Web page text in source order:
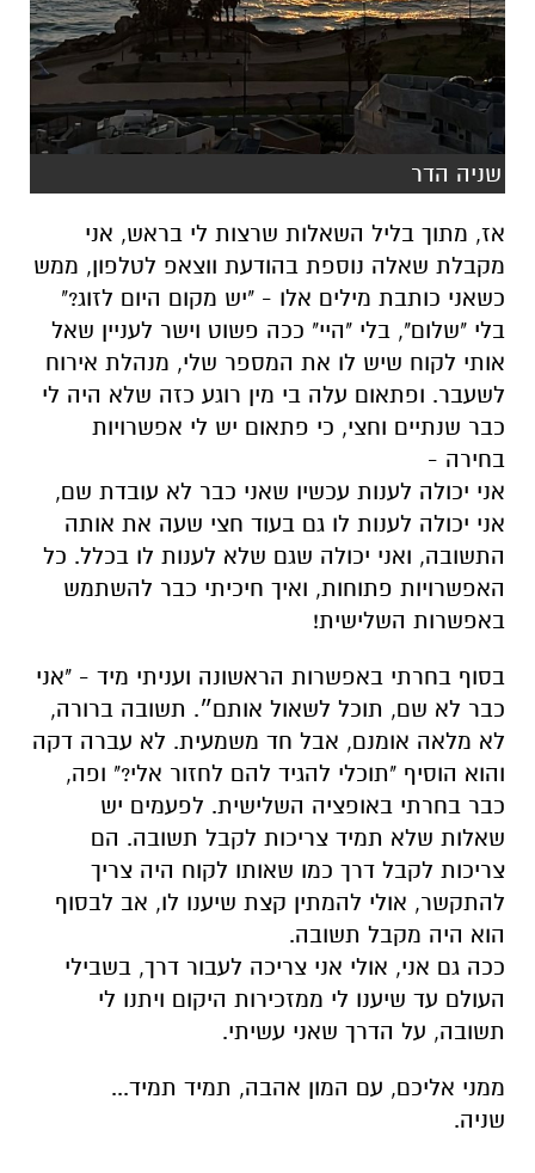
שניה הדר
אז, מתוך בליל השאלות שרצות לי בראש, אני
מקבלת שאלה נוספת בהודעת ווצאפ לטלפון, ממש
כשאני כותבת מילים אלו - "יש מקום היום לזוג?"
בלי "שלום", בלי "היי" ככה פשוט וישר לעניין שאל
אותי לקוח שיש לו את המספר שלי, מנהלת אירוח
לשעבר. ופתאום עלה בי מין רוגע כזה שלא היה לי
כבר שנתיים וחצי, כי פתאום יש לי אפשרויות
בחירה -
אני יכולה לענות עכשיו שאני כבר לא עובדת שם,
אני יכולה לענות לו גם בעוד חצי שעה את אותה
התשובה, ואני יכולה שגם שלא לענות לו בכלל. כל
האפשרויות פתוחות, ואיך חיכיתי כבר להשתמש
באפשרות השלישית!
בסוף בחרתי באפשרות הראשונה ועניתי מיד - "אני
כבר לא שם, תוכל לשאול אותם״. תשובה ברורה,
לא מלאה אומנם, אבל חד משמעית. לא עברה דקה
והוא הוסיף "תוכלי להגיד להם לחזור אלי?" ופה,
כבר בחרתי באופציה השלישית. לפעמים יש
שאלות שלא תמיד צריכות לקבל תשובה. הם
צריכות לקבל דרך כמו שאותו לקוח היה צריך
להתקשר, אולי להמתין קצת שיענו לו, אב לבסוף
הוא היה מקבל תשובה.
ככה גם אני, אולי אני צריכה לעבור דרך, בשבילי
העולם עד שיענו לי ממזכירות היקום ויתנו לי
תשובה, על הדרך שאני עשיתי.
ממני אליכם, עם המון אהבה, תמיד תמיד...
שניה.